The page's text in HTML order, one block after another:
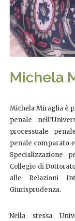
Michela
Michela Miraglia è
penale
processuale
penale comparato
Specializzazione
Collegio di
alle Relazioni
Giurisprudenza.
Nella stessa